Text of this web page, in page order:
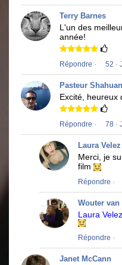
Terry Barnes
L'un des
année!
Répondre · 52 ·
Pasteur
Excité, heureux
Répondre · 78 ·
Laura
Merci, je
film
Répondre ·
Wouter van
Laura
Répondre ·
Janet McCann